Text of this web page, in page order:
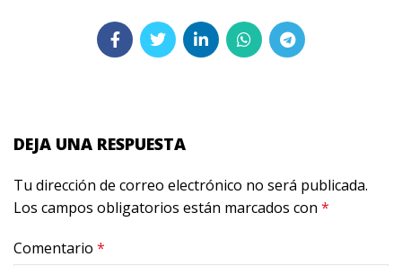
DEJA UNA RESPUESTA
Tu dirección de correo electrónico no será publicada.
Los campos obligatorios están marcados con *
Comentario *